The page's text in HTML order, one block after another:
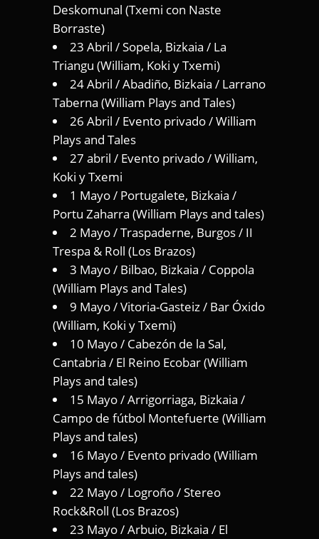
Deskomunal (Txemi con Naste
Borraste)
23 Abril / Sopela, Bizkaia / La
Triangu (William, Koki y Txemi)
24 Abril / Abadiño, Bizkaia / Larrano
Taberna (William Plays and Tales)
26 Abril / Evento privado / William
Plays and Tales
27 abril / Evento privado / William,
Koki y Txemi
1 Mayo / Portugalete, Bizkaia /
Portu Zaharra (William Plays and tales)
2 Mayo / Traspaderne, Burgos / II
Trespa & Roll (Los Brazos)
3 Mayo / Bilbao, Bizkaia / Coppola
(William Plays and Tales)
9 Mayo / Vitoria-Gasteiz / Bar Óxido
(William, Koki y Txemi)
10 Mayo / Cabezón de la Sal,
Cantabria / El Reino Ecobar (William
Plays and tales)
15 Mayo / Arrigorriaga, Bizkaia /
Campo de fútbol Montefuerte (William
Plays and tales)
16 Mayo / Evento privado (William
Plays and tales)
22 Mayo / Logroño / Stereo
Rock&Roll (Los Brazos)
23 Mayo / Arbuio, Bizkaia / El